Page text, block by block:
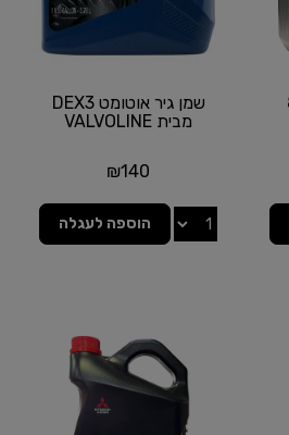
שמן גיר אוטומט DEX3
מבית VALVOLINE
₪140
הוספה לעגלה